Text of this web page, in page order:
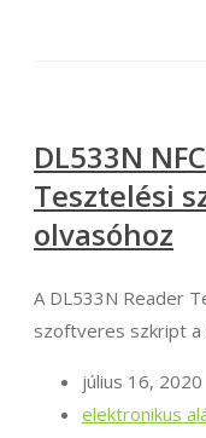
DL533N
Tesztelési
olvasóhoz
A DL533N Reader
szoftveres szkript a
július 16, 2020
elektronikus